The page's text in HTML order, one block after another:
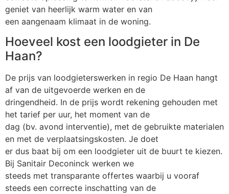
geniet van heerlijk warm water en van
een aangenaam klimaat in de woning.
Hoeveel kost een loodgieter in De
Haan?
De prijs van loodgieterswerken in regio De Haan hangt
af van de uitgevoerde werken en de
dringendheid. In de prijs wordt rekening gehouden met
het tarief per uur, het moment van de
dag (bv. avond interventie), met de gebruikte materialen
en met de verplaatsingskosten. Je doet
er dus baat bij om een loodgieter uit de buurt te kiezen.
Bij Sanitair Deconinck werken we
steeds met transparante offertes waarbij u vooraf
steeds een correcte inschatting van de